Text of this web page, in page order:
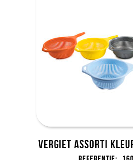
Vergiet assorti